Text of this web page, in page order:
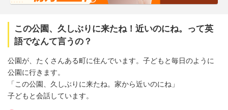
この公園、久しぶりに来たね！近いのにね。って英
語でなんて言うの？
公園が、たくさんある町に住んでいます。子どもと毎日のように
公園に行きます。
「この公園、久しぶりに来たね。家から近いのにね」
子どもと会話しています。